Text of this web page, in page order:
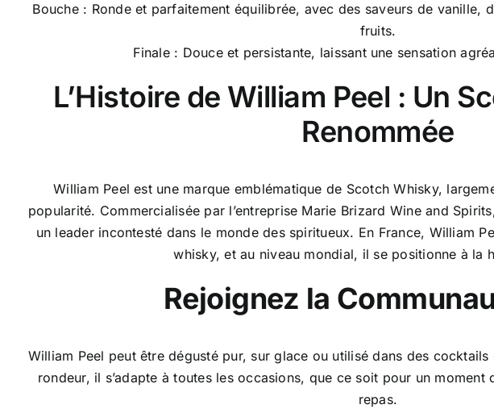
Bouche : Ronde et parfaitement équilibrée, avec des saveurs de vanille,
fruits.
Finale : Douce et persistante, laissant une sensation
L’Histoire de William Peel : Un
Renommée
William Peel est une marque emblématique de Scotch Whisky,
popularité. Commercialisée par l’entreprise Marie Brizard Wine and
un leader incontesté dans le monde des spiritueux. En France, William
whisky, et au niveau mondial, il se positionne à la
Rejoignez la
William Peel peut être dégusté pur, sur glace ou utilisé dans des
rondeur, il s’adapte à toutes les occasions, que ce soit pour un
repas.